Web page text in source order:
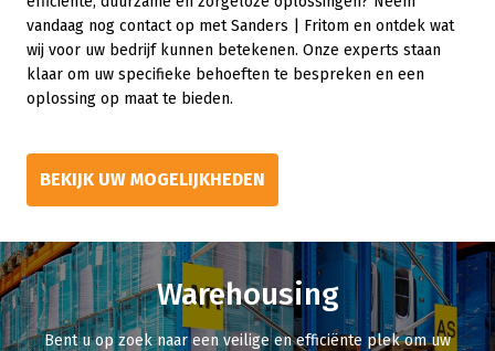
vandaag nog contact op met Sanders | Fritom en ontdek wat
wij voor uw bedrijf kunnen betekenen. Onze experts staan
klaar om uw specifieke behoeften te bespreken en een
oplossing op maat te bieden.
BEKIJK UW MOGELIJKHEDEN
Warehousing
Bent u op zoek naar een veilige en efficiënte plek om uw